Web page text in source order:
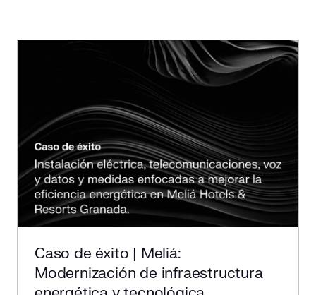
Caso de éxito | Meliá:
Modernización de infraestructura